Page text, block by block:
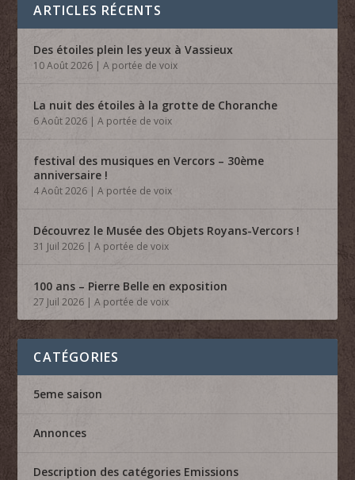
ARTICLES RÉCENTS
Des étoiles plein les yeux à Vassieux
10 Août 2026 |A portée de voix
La nuit des étoiles à la grotte de Choranche
6 Août 2026 |A portée de voix
festival des musiques en Vercors – 30ème
anniversaire !
4 Août 2026 |A portée de voix
Découvrez le Musée des Objets Royans-Vercors !
31 Juil 2026 |A portée de voix
100 ans – Pierre Belle en exposition
27 Juil 2026 |A portée de voix
CATÉGORIES
5eme saison
Annonces
Description des catégories Emissions